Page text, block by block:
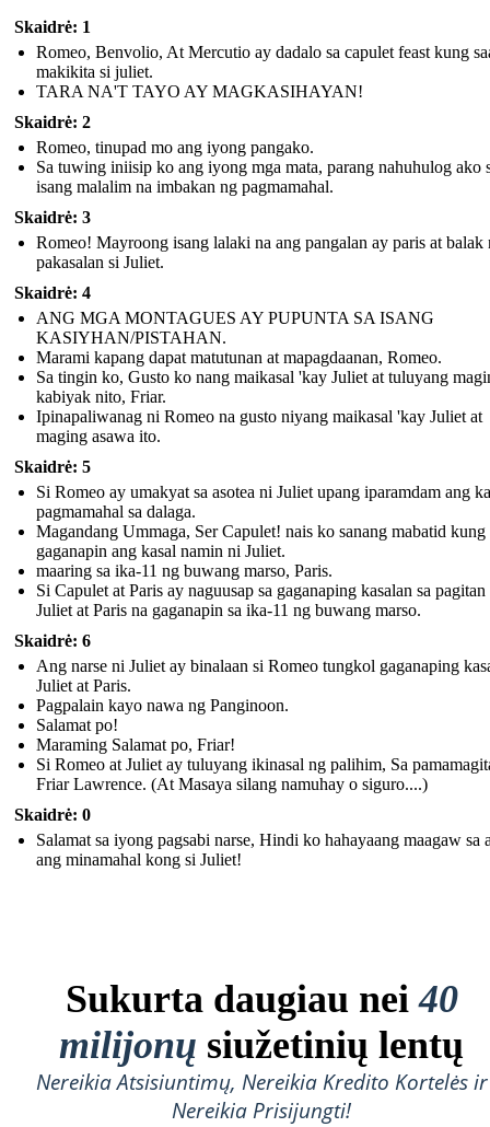
Skaidrė: 1
Romeo, Benvolio, At Mercutio ay dadalo sa capulet feast kung
makikita si juliet.
TARA NA'T TAYO AY MAGKASIHAYAN!
Skaidrė: 2
Romeo, tinupad mo ang iyong pangako.
Sa tuwing iniisip ko ang iyong mga mata, parang nahuhulog ako
isang malalim na imbakan ng pagmamahal.
Skaidrė: 3
Romeo! Mayroong isang lalaki na ang pangalan ay paris at balak
pakasalan si Juliet.
Skaidrė: 4
ANG MGA MONTAGUES AY PUPUNTA SA ISANG
KASIYHAN/PISTAHAN.
Marami kapang dapat matutunan at mapagdaanan, Romeo.
Sa tingin ko, Gusto ko nang maikasal 'kay Juliet at tuluyang
kabiyak nito, Friar.
Ipinapaliwanag ni Romeo na gusto niyang maikasal 'kay Juliet at
maging asawa ito.
Skaidrė: 5
Si Romeo ay umakyat sa asotea ni Juliet upang iparamdam ang
pagmamahal sa dalaga.
Magandang Ummaga, Ser Capulet! nais ko sanang mabatid
gaganapin ang kasal namin ni Juliet.
maaring sa ika-11 ng buwang marso, Paris.
Si Capulet at Paris ay naguusap sa gaganaping kasalan sa
Juliet at Paris na gaganapin sa ika-11 ng buwang marso.
Skaidrė: 6
Ang narse ni Juliet ay binalaan si Romeo tungkol gaganaping
Juliet at Paris.
Pagpalain kayo nawa ng Panginoon.
Salamat po!
Maraming Salamat po, Friar!
Si Romeo at Juliet ay tuluyang ikinasal ng palihim, Sa
Friar Lawrence. (At Masaya silang namuhay o siguro....)
Skaidrė: 0
Salamat sa iyong pagsabi narse, Hindi ko hahayaang maagaw sa
ang minamahal kong si Juliet!
Sukurta daugiau nei40
milijonų siužetinių lentų
Nereikia Atsisiuntimų, Nereikia Kredito Kortelės ir
Nereikia Prisijungti!